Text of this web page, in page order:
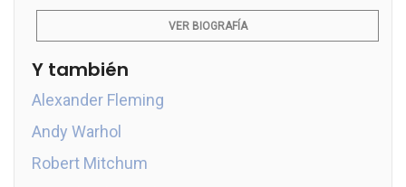
VER BIOGRAFÍA
Y también
Alexander Fleming
Andy Warhol
Robert Mitchum